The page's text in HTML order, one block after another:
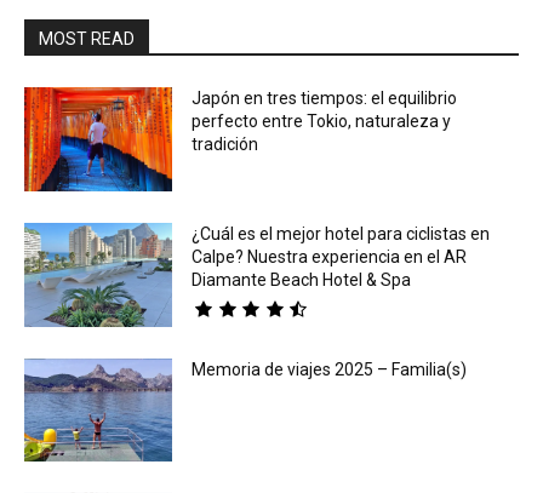
MOST READ
Japón en tres tiempos: el equilibrio
perfecto entre Tokio, naturaleza y
tradición
¿Cuál es el mejor hotel para ciclistas en
Calpe? Nuestra experiencia en el AR
Diamante Beach Hotel & Spa
Memoria de viajes 2025 – Familia(s)